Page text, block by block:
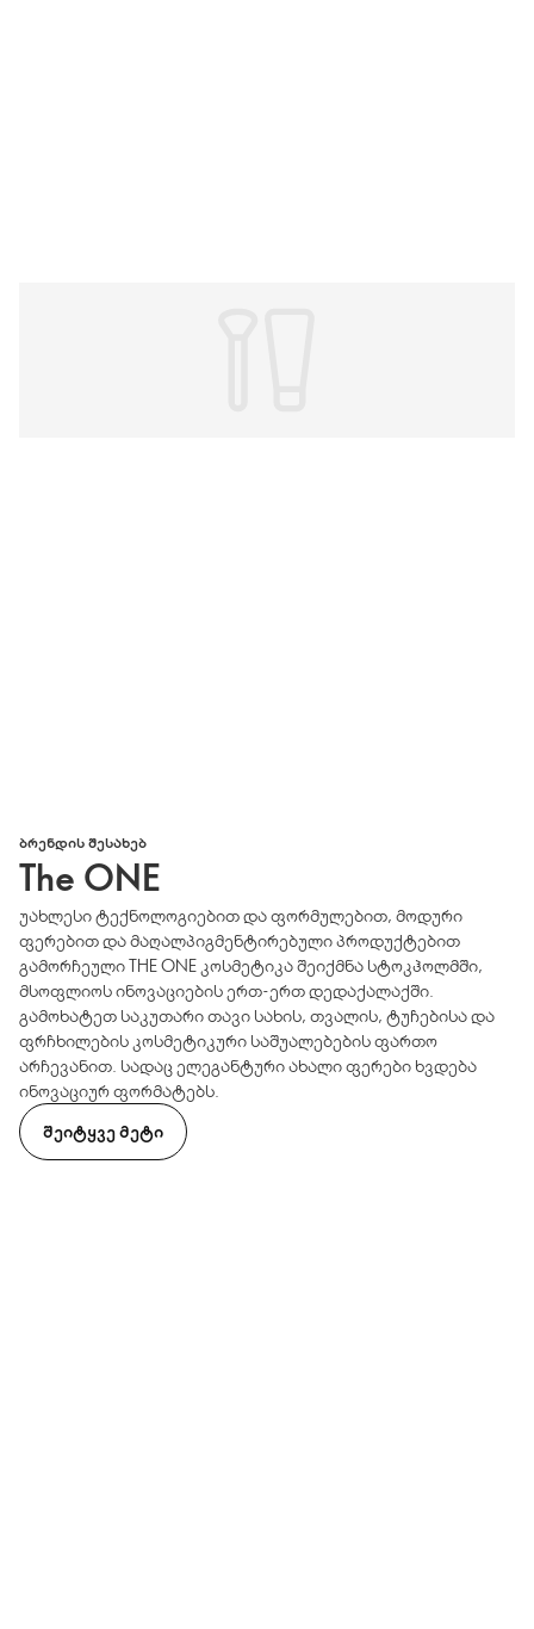
ᲑᲠᲔᲜᲓᲘᲡ ᲨᲔᲡᲐᲮᲔᲑ
The ONE
უახლესი ტექნოლოგიებით და ფორმულებით, მოდური
ფერებით და მაღალპიგმენტირებული პროდუქტებით
გამორჩეული THE ONE კოსმეტიკა შეიქმნა სტოკჰოლმში,
მსოფლიოს ინოვაციების ერთ-ერთ დედაქალაქში.
გამოხატეთ საკუთარი თავი სახის, თვალის, ტუჩებისა და
ფრჩხილების კოსმეტიკური საშუალებების ფართო
არჩევანით. სადაც ელეგანტური ახალი ფერები ხვდება
ინოვაციურ ფორმატებს.
ᲨᲔᲘᲢᲧᲕᲔ ᲛᲔᲢᲘ